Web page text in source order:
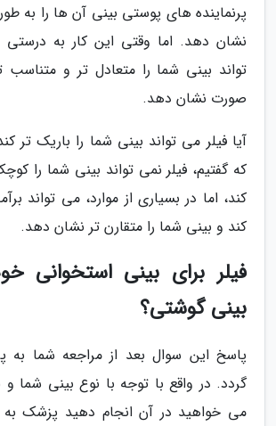
پرنماینده های پوستی بینی آن ها را به
نشان دهد. اما وقتی این کار به درستی
تواند بینی شما را متعادل تر و متناسب
صورت نشان دهد.
آیا فیلر می تواند بینی شما را باریک تر
که گفتیم، فیلر نمی تواند بینی شما را
کند، اما در بسیاری از موارد، می تواند
کند و بینی شما را متقارن تر نشان دهد.
فیلر برای بینی استخوانی
بینی گوشتی؟
پاسخ این سوال بعد از مراجعه شما
گردد. در واقع با توجه با نوع بینی شما و
می خواهید در آن انجام دهید پزشک